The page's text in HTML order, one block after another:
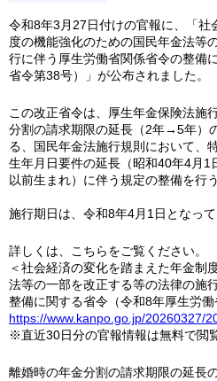
令和8年3月27日付けの官報に、「社
度の機能強化のための国民年金法等
行に伴う厚生労働省関係省令の整備
省令第38号）」が公布されました。
この改正省令は、厚生年金保険法施
分割の請求期限の延長（2年→5年）
る、国民年金法施行規則において、
生年月日要件の延長（昭和40年4月
以前生まれ）に伴う規定の整備を行
施行期日は、令和8年4月1日となって
詳しくは、こちらをご覧ください。
＜社会経済の変化を踏まえた年金制
法等の一部を改正する等の法律の施
整備に関する省令（令和8年厚生労働
https://www.kanpo.go.jp/20260327/
※直近30日分の官報情報は無料で閲
離婚時の年金分割の請求期限の延長